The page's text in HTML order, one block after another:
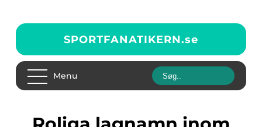
SPORTFANATIKERN.se
Menu